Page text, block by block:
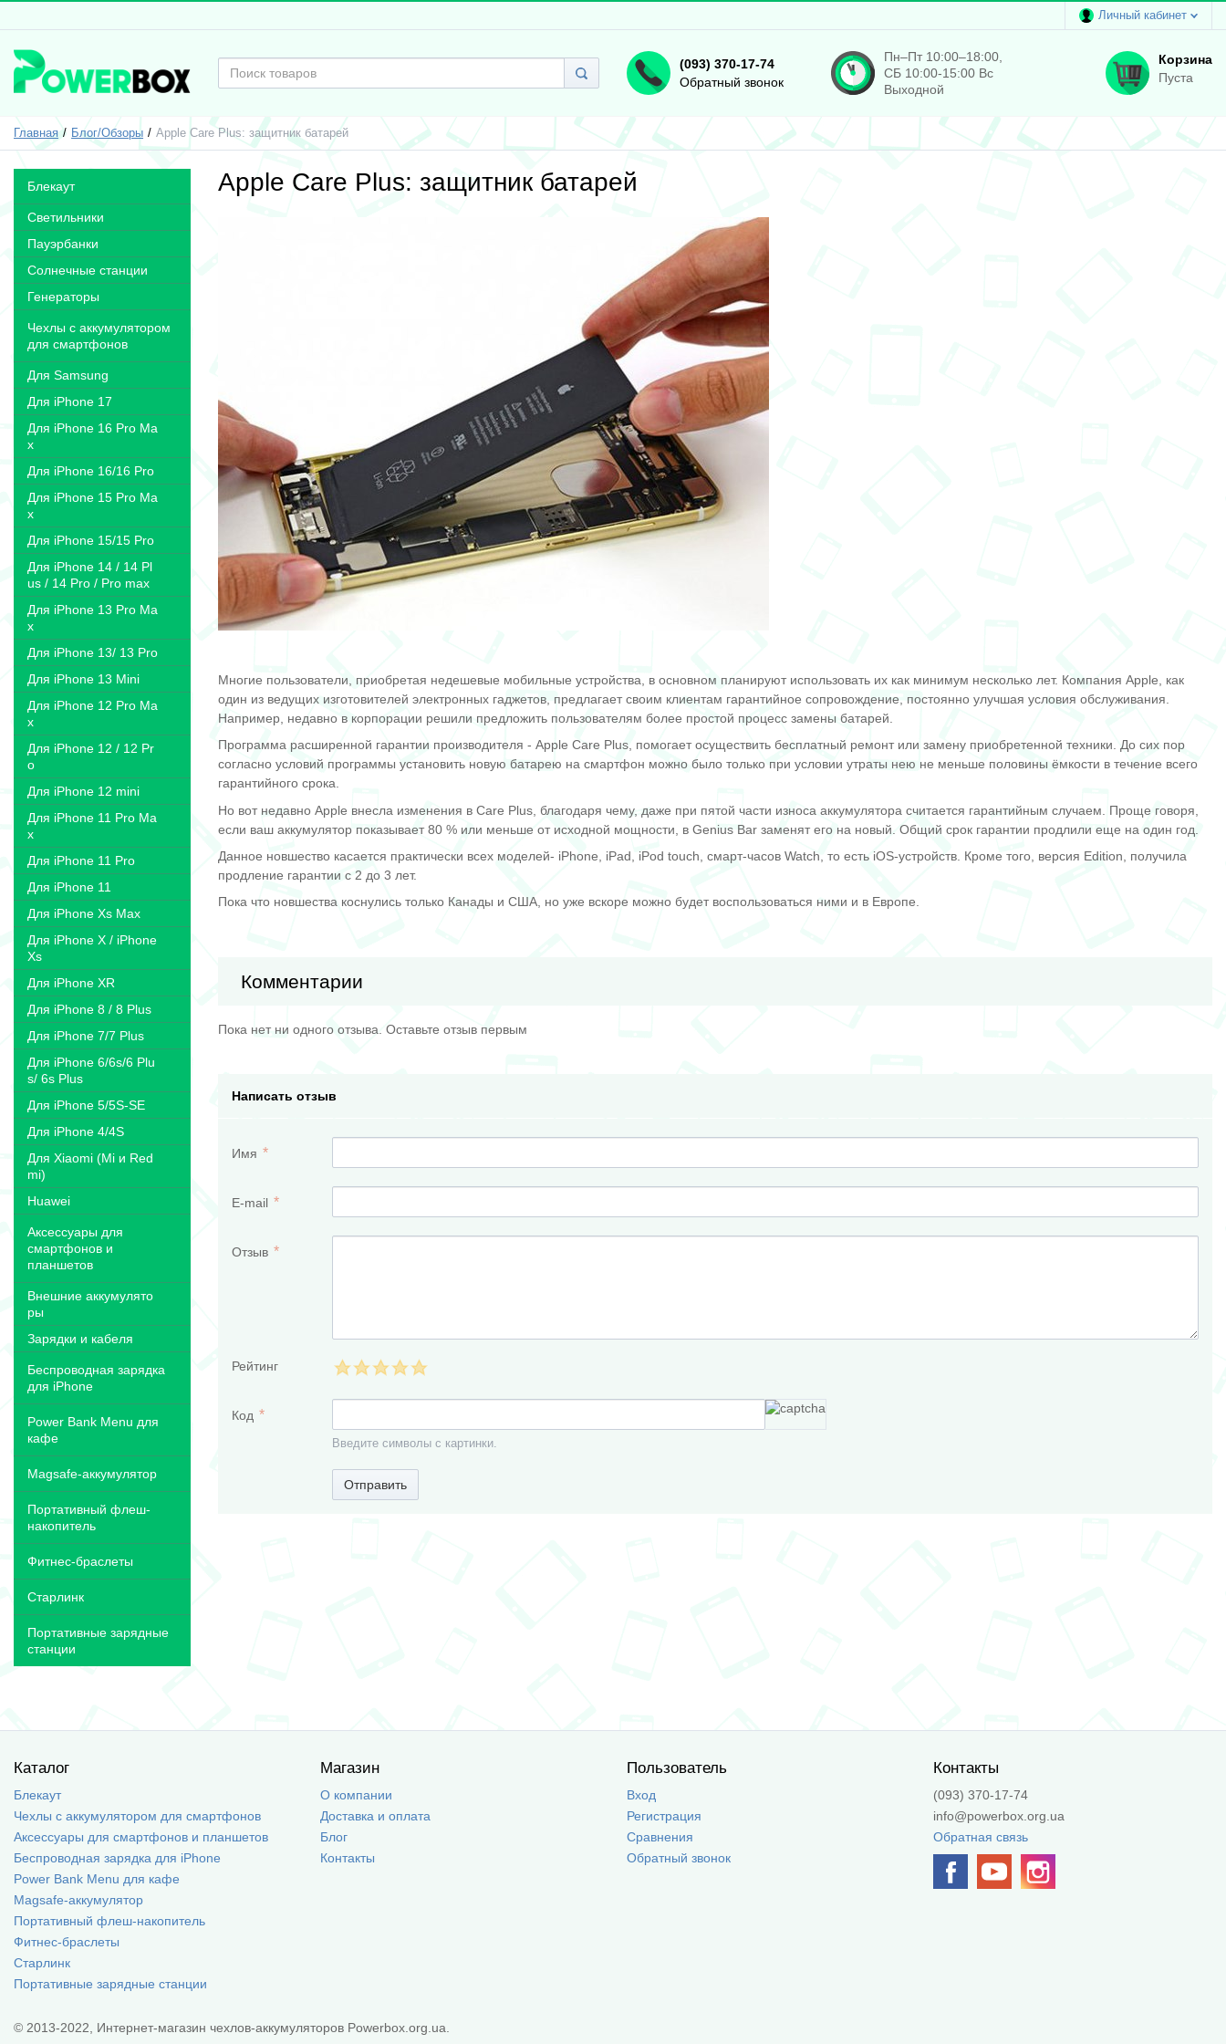
Личный кабинет
(093) 370-17-74
Обратный звонок
Пн–Пт 10:00–18:00,
СБ 10:00-15:00 Вс
Выходной
Корзина
Пуста
Главная Блог/Обзоры Apple Care Plus: защитник батарей
Блекаут
Светильники
Пауэрбанки
Солнечные станции
Генераторы
Чехлы с аккумулятором
для смартфонов
Для Samsung
Для iPhone 17
Для iPhone 16 Pro Ma
x
Для iPhone 16/16 Pro
Для iPhone 15 Pro Ma
x
Для iPhone 15/15 Pro
Для iPhone 14 / 14 Pl
us / 14 Pro / Pro max
Для iPhone 13 Pro Ma
x
Для iPhone 13/ 13 Pro
Для iPhone 13 Mini
Для iPhone 12 Pro Ma
x
Для iPhone 12 / 12 Pr
o
Для iPhone 12 mini
Для iPhone 11 Pro Ma
x
Для iPhone 11 Pro
Для iPhone 11
Для iPhone Xs Max
Для iPhone X / iPhone
Xs
Для iPhone XR
Для iPhone 8 / 8 Plus
Для iPhone 7/7 Plus
Для iPhone 6/6s/6 Plu
s/ 6s Plus
Для iPhone 5/5S-SE
Для iPhone 4/4S
Для Xiaomi (Mi и Red
mi)
Huawei
Аксессуары для
смартфонов и
планшетов
Внешние аккумулято
ры
Зарядки и кабеля
Беспроводная зарядка
для iPhone
Power Bank Menu для
кафе
Magsafe-аккумулятор
Портативный флеш-
накопитель
Фитнес-браслеты
Старлинк
Портативные зарядные
станции
Apple Care Plus: защитник батарей
Многие пользователи, приобретая недешевые мобильные устройства, в основном планируют использовать их как минимум несколько лет. Компания Apple, как
один из ведущих изготовителей электронных гаджетов, предлагает своим клиентам гарантийное сопровождение, постоянно улучшая условия обслуживания.
Например, недавно в корпорации решили предложить пользователям более простой процесс замены батарей.
Программа расширенной гарантии производителя - Apple Care Plus, помогает осуществить бесплатный ремонт или замену приобретенной техники. До сих пор
согласно условий программы установить новую батарею на смартфон можно было только при условии утраты нею не меньше половины ёмкости в течение всего
гарантийного срока.
Но вот недавно Apple внесла изменения в Care Plus, благодаря чему, даже при пятой части износа аккумулятора считается гарантийным случаем. Проще говоря,
если ваш аккумулятор показывает 80 % или меньше от исходной мощности, в Genius Bar заменят его на новый. Общий срок гарантии продлили еще на один год.
Данное новшество касается практически всех моделей- iPhone, iPad, iPod touch, смарт-часов Watch, то есть iOS-устройств. Кроме того, версия Edition, получила
продление гарантии с 2 до 3 лет.
Пока что новшества коснулись только Канады и США, но уже вскоре можно будет воспользоваться ними и в Европе.
Комментарии
Пока нет ни одного отзыва. Оставьте отзыв первым
Написать отзыв
Имя
E-mail
Отзыв
Рейтинг
Код
Введите символы с картинки.
Отправить
Каталог
Блекаут
Чехлы с аккумулятором для смартфонов
Аксессуары для смартфонов и планшетов
Беспроводная зарядка для iPhone
Power Bank Menu для кафе
Magsafe-аккумулятор
Портативный флеш-накопитель
Фитнес-браслеты
Старлинк
Портативные зарядные станции
Магазин
О компании
Доставка и оплата
Блог
Контакты
Пользователь
Вход
Регистрация
Сравнения
Обратный звонок
Контакты
(093) 370-17-74
info@powerbox.org.ua
Обратная связь
© 2013-2022, Интернет-магазин чехлов-аккумуляторов Powerbox.org.ua.